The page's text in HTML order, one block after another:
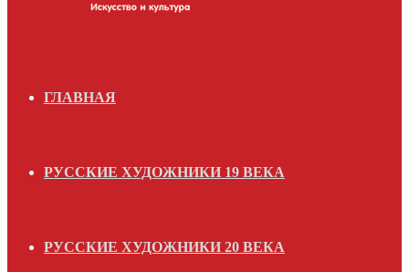
ГЛАВНАЯ
РУССКИЕ ХУДОЖНИКИ 19 ВЕКА
РУССКИЕ ХУДОЖНИКИ 20 ВЕКА